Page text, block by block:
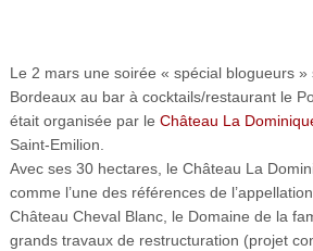
Le 2 mars une soirée « spécial blogueurs »
Bordeaux au bar à cocktails/restaurant le
était organisée par le Château La
Saint-Emilion.
Avec ses 30 hectares, le Château La
comme l’une des références de
Château Cheval Blanc, le Domaine de la
grands travaux de restructuration (projet